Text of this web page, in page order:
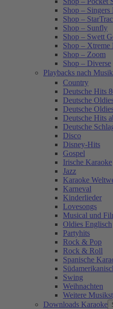
Shop – Singers
Shop –
Shop – Sunfly
Shop – Swett
Shop – Xtreme
Shop – Zoom
Shop – Diverse
Playbacks nach
Country
Deutsche Hits
Deutsche
Deutsche
Deutsche Hits
Deutsche
Disco
Disney-Hits
Gospel
Irische Karaoke
Jazz
Karaoke
Karneval
Kinderlieder
Lovesongs
Musical und
Oldies Englisch
Partyhits
Rock & Pop
Rock & Roll
Spanische
Swing
Weihnachten
Weitere
Downloads Karaoke